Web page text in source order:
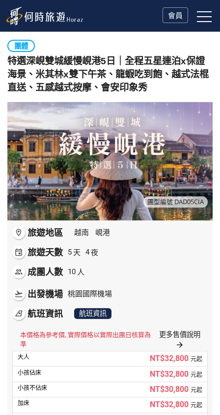
會員
團體
特選深峴雙城緩慢峴港5日｜全程五星連泊x保證
海景、米其林x雙下午茶、龍蝦吃到飽、越式法棍
直送、五感越式按摩、會安印象秀
團型編號 DAD05CIA
room 旅遊地區 越南 峴港
event 旅遊天數 5 天 4夜
people 成團人數 10 人
flight_takeoff 出發機場 桃園國際機場
airlines 航班資訊 航班資訊
本價格為參考價, 實際價格以實際出團日核算為
準
更多售價說明
arrow_forward
NT$32,800 元起
NT$32,800 元起
NT$30,800 元起
NT$32,800 元起